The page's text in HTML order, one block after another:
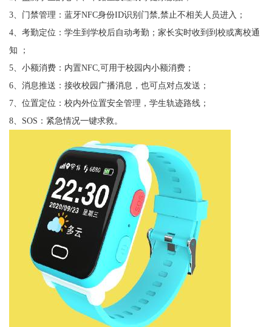
3、门禁管理：蓝牙NFC身份ID识别门禁,禁止不相关人员进入；
4、考勤定位：学生到学校后自动考勤；家长实时收到到校或离校通
知 ；
5、小额消费：内置NFC,可用于校园内小额消费；
6、消息推送：接收校园广播消息，也可点对点发送；
7、位置定位：校内外位置安全管理，学生轨迹路线；
8、SOS：紧急情况一键求救。